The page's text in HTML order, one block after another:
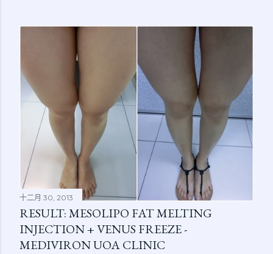
十二月 30, 2013
RESULT: MESOLIPO FAT MELTING
INJECTION + VENUS FREEZE -
MEDIVIRON UOA CLINIC